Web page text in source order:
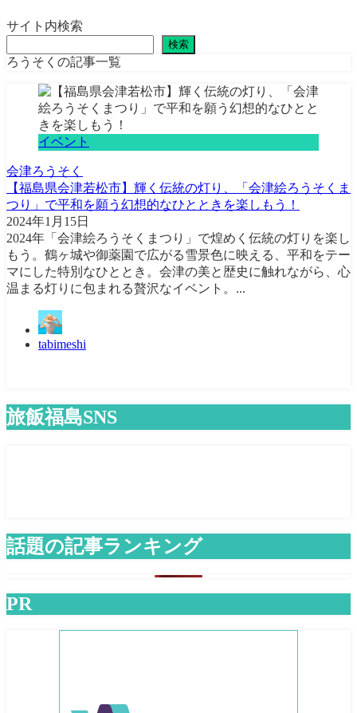
サイト内検索
検索
ろうそくの記事一覧
イベント
会津ろうそく
【福島県会津若松市】輝く伝統の灯り、「会津絵ろうそくま
つり」で平和を願う幻想的なひとときを楽しもう！
2024年1月15日
2024年「会津絵ろうそくまつり」で煌めく伝統の灯りを楽し
もう。鶴ヶ城や御薬園で広がる雪景色に映える、平和をテー
マにした特別なひととき。会津の美と歴史に触れながら、心
温まる灯りに包まれる贅沢なイベント。...
tabimeshi
旅飯福島SNS
話題の記事ランキング
PR